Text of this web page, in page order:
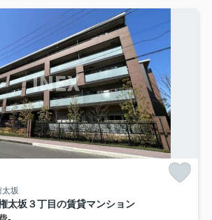
坂
太坂３丁目の賃貸マンション